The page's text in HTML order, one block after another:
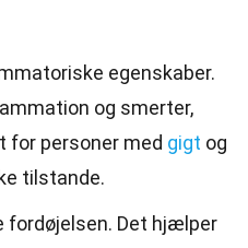
egenskaber.
og smerter,
for personer med gigt og
tilstande.
fordøjelsen. Det hjælper